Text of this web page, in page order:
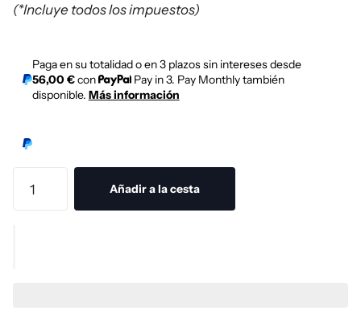
(*Incluye todos los impuestos)
Paga en su totalidad o en 3 plazos sin intereses desde
56,00 €con
Pay in 3. Pay Monthly también
disponible. Más información
Añadir a la cesta